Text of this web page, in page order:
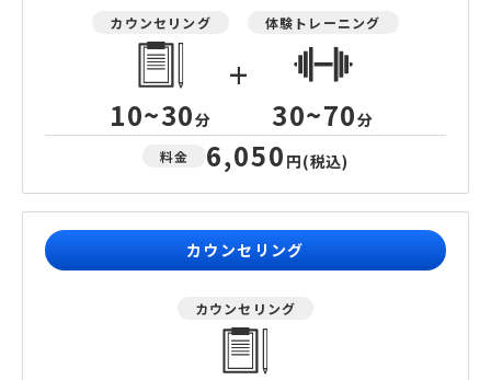
カウンセリング
10~30分
+
体験トレーニング
30~70分
料金 6,050 円(税込)
カウンセリング
カウンセリング